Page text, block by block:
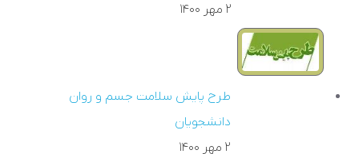
۲ مهر ۱۴۰۰
طرح پايش سلامت جسم و روان
دانشجويان
۲ مهر ۱۴۰۰